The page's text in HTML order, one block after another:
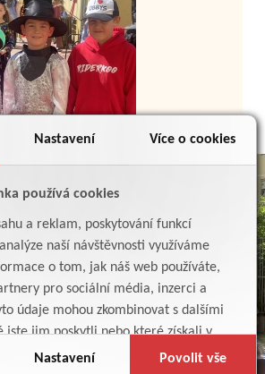
Nastavení Více o cookies
používá cookies
a reklam, poskytování funkcí
naší návštěvnosti využíváme
o tom, jak náš web používáte,
pro sociální média, inzerci a
údaje mohou zkombinovat s dalšími
jim poskytli nebo které získali v
jejich služby.
Nastavení Povolit vše